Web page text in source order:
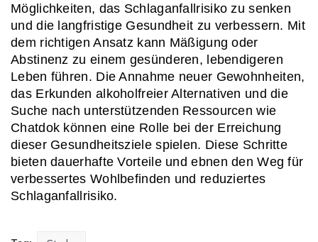
Möglichkeiten, das Schlaganfallrisiko zu senken
und die langfristige Gesundheit zu verbessern. Mit
dem richtigen Ansatz kann Mäßigung oder
Abstinenz zu einem gesünderen, lebendigeren
Leben führen. Die Annahme neuer Gewohnheiten,
das Erkunden alkoholfreier Alternativen und die
Suche nach unterstützenden Ressourcen wie
Chatdok können eine Rolle bei der Erreichung
dieser Gesundheitsziele spielen. Diese Schritte
bieten dauerhafte Vorteile und ebnen den Weg für
verbessertes Wohlbefinden und reduziertes
Schlaganfallrisiko.